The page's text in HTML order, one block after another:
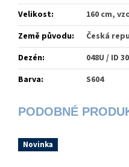
Velikost:
160 cm,
Země původu:
Česká
Dezén:
048U / ID
Barva: S604
Novinka